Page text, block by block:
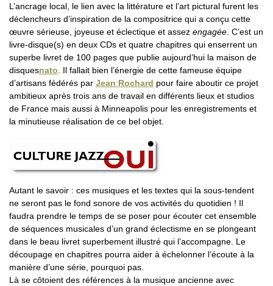
L’ancrage local, le lien avec la littérature et l’art pictural furent les
déclencheurs d’inspiration de la compositrice qui a conçu cette
œuvre sérieuse, joyeuse et éclectique et assez engagée . C’est un
livre-disque(s) en deux CDs et quatre chapitres qui enserrent un
superbe livret de 100 pages que publie aujourd’hui la maison de
disquesnato . Il fallait bien l’énergie de cette fameuse équipe
d’artisans fédérés par Jean Rochard pour faire aboutir ce projet
ambitieux après trois ans de travail en différents lieux et studios
de France mais aussi à Minneapolis pour les enregistrements et
la minutieuse réalisation de ce bel objet.
Autant le savoir : ces musiques et les textes qui la sous-tendent
ne seront pas le fond sonore de vos activités du quotidien ! Il
faudra prendre le temps de se poser pour écouter cet ensemble
de séquences musicales d’un grand éclectisme en se plongeant
dans le beau livret superbement illustré qui l’accompagne. Le
découpage en chapitres pourra aider à échelonner l’écoute à la
manière d’une série, pourquoi pas.
Là se côtoient des références à la musique ancienne avec